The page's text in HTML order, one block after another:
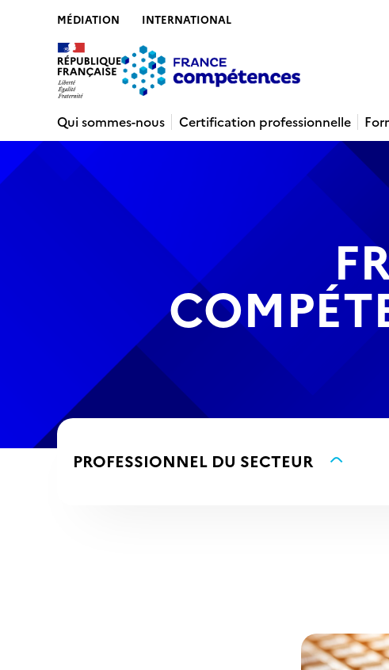
MÉDIATION INTERNATIONAL
Qui sommes-nous
Certification professionnelle
PROFESSIONNEL DU SECTEUR